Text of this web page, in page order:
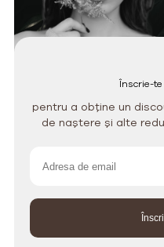
Înscrie-te
pentru a obține un
de naștere și alte